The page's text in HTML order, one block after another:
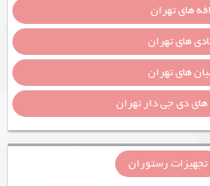
های تهران
های تهران
های تهران
دی جی دار تهران
تجهیزات رستوران